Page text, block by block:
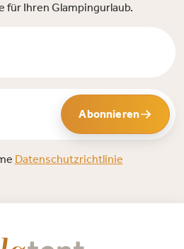
für Ihren Glampingurlaub.
Abonnieren
Datenschutzrichtlinie